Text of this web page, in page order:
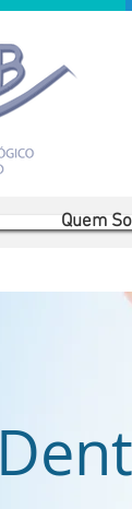
Quem